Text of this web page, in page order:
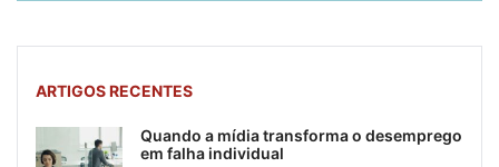
ARTIGOS RECENTES
Quando a mídia transforma o desemprego
em falha individual